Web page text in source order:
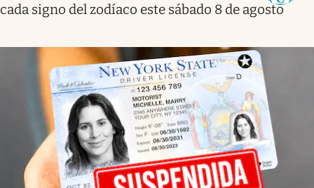
cada signo del zodíaco este sábado 8 de agosto